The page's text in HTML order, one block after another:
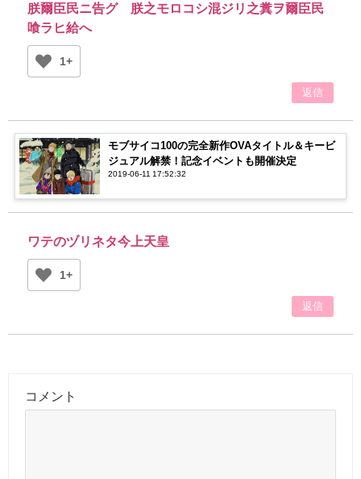
朕爾臣民ニ告グ 朕之モロコシ混ジリ之糞ヲ爾臣民
喰ラヒ給へ
1+
返信
モブサイコ100の完全新作OVAタイトル＆キービ
ジュアル解禁！記念イベントも開催決定
2019-06-11 17:52:32
ワテのヅリネタ今上天皇
1+
返信
コメント